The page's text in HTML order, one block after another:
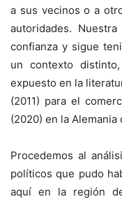
a sus vecinos o a
autoridades.
confianza y sigue
un contexto
expuesto en la
(2011) para el
(2020) en la Alemania
Procedemos al
políticos que pudo
aquí en la región